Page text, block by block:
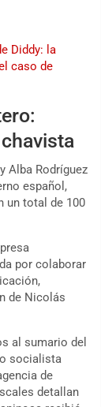
Diddy: la
caso de
Alba Rodríguez
español,
un total de 100
por colaborar
de Nicolás
al sumario del
socialista
de
detallan